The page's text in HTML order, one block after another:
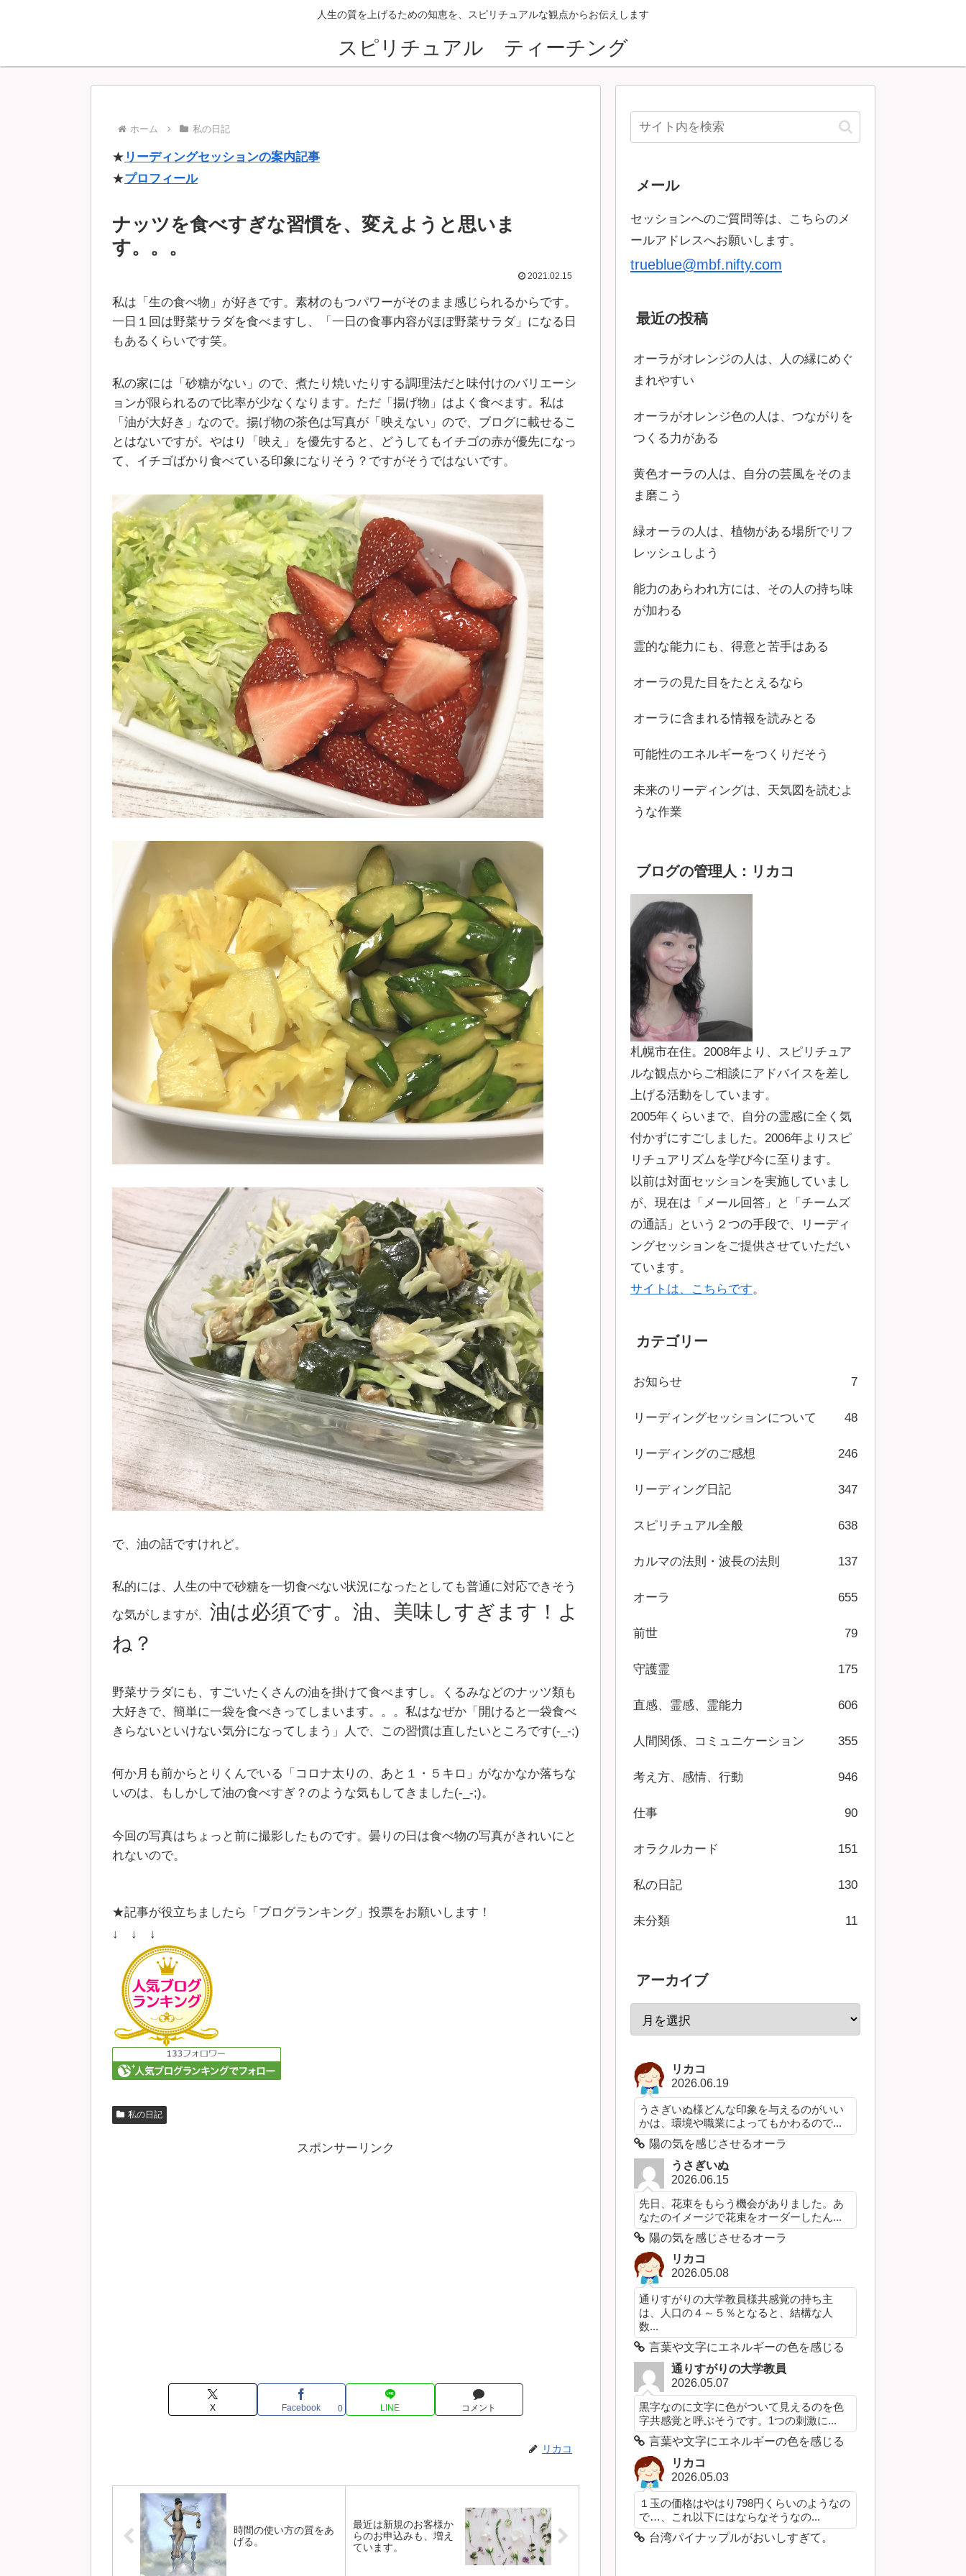
人生の質を上げるための知恵を、スピリチュアルな観点からお伝えします
スピリチュアル ティーチング
ホーム 私の日記
★ リーディングセッションの案内記事
★プロフィール
ナッツを食べすぎな習慣を、変えようと思いま
す。。。
2021.02.15
私は「生の食べ物」が好きです。素材のもつパワーがそのまま感じられるからです。
一日１回は野菜サラダを食べますし、「一日の食事内容がほぼ野菜サラダ」になる日
もあるくらいです笑。
私の家には「砂糖がない」ので、煮たり焼いたりする調理法だと味付けのバリエーシ
ョンが限られるので比率が少なくなります。ただ「揚げ物」はよく食べます。私は
「油が大好き」なので。揚げ物の茶色は写真が「映えない」ので、ブログに載せるこ
とはないですが。やはり「映え」を優先すると、どうしてもイチゴの赤が優先になっ
て、イチゴばかり食べている印象になりそう？ですがそうではないです。
で、油の話ですけれど。
私的には、人生の中で砂糖を一切食べない状況になったとしても普通に対応できそう
な気がしますが、 油は必須です。油、美味しすぎます！よ
ね？
野菜サラダにも、すごいたくさんの油を掛けて食べますし。くるみなどのナッツ類も
大好きで、簡単に一袋を食べきってしまいます。。。私はなぜか「開けると一袋食べ
きらないといけない気分になってしまう」人で、この習慣は直したいところです(-_-;)
何か月も前からとりくんでいる「コロナ太りの、あと１・５キロ」がなかなか落ちな
いのは、もしかして油の食べすぎ？のような気もしてきました(-_-;)。
今回の写真はちょっと前に撮影したものです。曇りの日は食べ物の写真がきれいにと
れないので。
★記事が役立ちましたら「ブログランキング」投票をお願いします！
↓ ↓ ↓
私の日記
スポンサーリンク
X Facebook 0 LINE コメント
リカコ
時間の使い方の質をあ
げる。
最近は新規のお客様か
らのお申込みも、増え
ています。
メール
セッションへのご質問等は、こちらのメ
ールアドレスへお願いします。
trueblue@mbf.nifty.com
最近の投稿
オーラがオレンジの人は、人の縁にめぐ
まれやすい
オーラがオレンジ色の人は、つながりを
つくる力がある
黄色オーラの人は、自分の芸風をそのま
ま磨こう
緑オーラの人は、植物がある場所でリフ
レッシュしよう
能力のあらわれ方には、その人の持ち味
が加わる
霊的な能力にも、得意と苦手はある
オーラの見た目をたとえるなら
オーラに含まれる情報を読みとる
可能性のエネルギーをつくりだそう
未来のリーディングは、天気図を読むよ
うな作業
ブログの管理人：リカコ
札幌市在住。2008年より、スピリチュア
ルな観点からご相談にアドバイスを差し
上げる活動をしています。
2005年くらいまで、自分の霊感に全く気
付かずにすごしました。2006年よりスピ
リチュアリズムを学び今に至ります。
以前は対面セッションを実施していまし
が、現在は「メール回答」と「チームズ
の通話」という２つの手段で、リーディ
ングセッションをご提供させていただい
ています。
サイトは、こちらです。
カテゴリー
お知らせ 7
リーディングセッションについて 48
リーディングのご感想 246
リーディング日記 347
スピリチュアル全般 638
カルマの法則・波長の法則 137
オーラ 655
前世 79
守護霊 175
直感、霊感、霊能力 606
人間関係、コミュニケーション 355
考え方、感情、行動 946
仕事 90
オラクルカード 151
私の日記 130
未分類 11
アーカイブ
リカコ
2026.06.19
うさぎいぬ様どんな印象を与えるのがいい
かは、環境や職業によってもかわるので...
陽の気を感じさせるオーラ
うさぎいぬ
2026.06.15
先日、花束をもらう機会がありました。あ
なたのイメージで花束をオーダーしたん...
陽の気を感じさせるオーラ
リカコ
2026.05.08
通りすがりの大学教員様共感覚の持ち主
は、人口の４～５％となると、結構な人
数...
言葉や文字にエネルギーの色を感じる
通りすがりの大学教員
2026.05.07
黒字なのに文字に色がついて見えるのを色
字共感覚と呼ぶそうです。1つの刺激に...
言葉や文字にエネルギーの色を感じる
リカコ
2026.05.03
１玉の価格はやはり798円くらいのようなの
で…、これ以下にはならなそうなの...
台湾パイナップルがおいしすぎて。